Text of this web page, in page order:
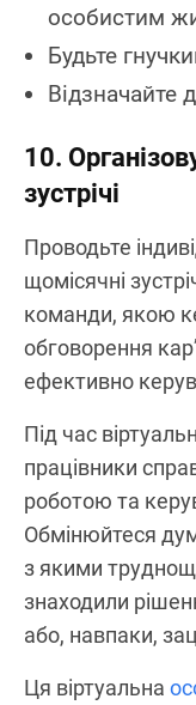
особистим
Будьте
Відзначайте
10.
зустрічі
Проводьте
щомісячні
команди, якою
обговорення
ефективно
Під час
працівники
роботою та
Обмінюйтеся
з якими
знаходили
або, навпаки,
Ця віртуальна